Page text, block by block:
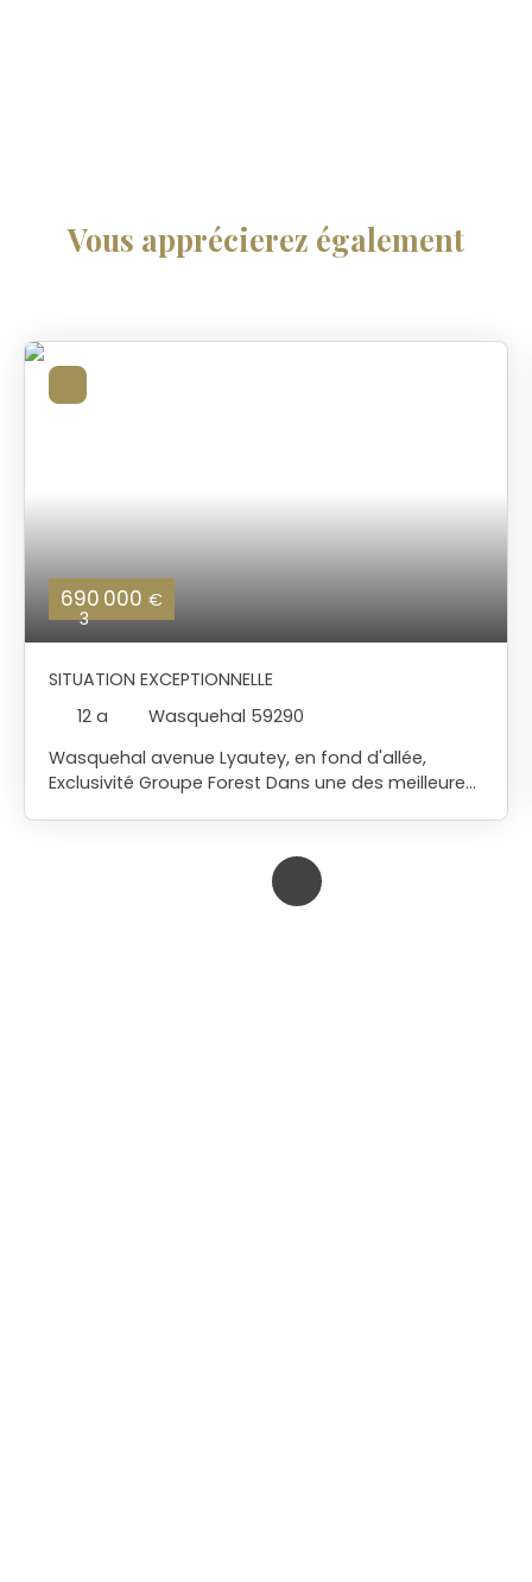
Vous apprécierez également
690 000 €
3
SITUATION EXCEPTIONNELLE
12 a
Wasquehal 59290
Wasquehal avenue Lyautey, en fond d'allée,
Exclusivité Groupe Forest Dans une des meilleures
international Jeanine Manuel, et du Collège de
Marcq, Magnifique terrain de 1200 M2 libre de
constructeur, et non divisible, Emprise au sol